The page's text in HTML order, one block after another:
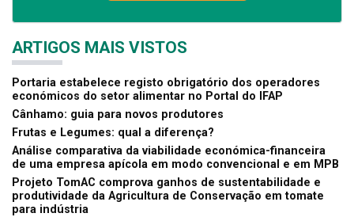
ARTIGOS MAIS VISTOS
Portaria estabelece registo obrigatório dos operadores
económicos do setor alimentar no Portal do IFAP
Cânhamo: guia para novos produtores
Frutas e Legumes: qual a diferença?
Análise comparativa da viabilidade económica-financeira
de uma empresa apícola em modo convencional e em MPB
Projeto TomAC comprova ganhos de sustentabilidade e
produtividade da Agricultura de Conservação em tomate
para indústria